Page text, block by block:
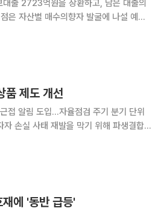
출 2723억원을 상환하고, 남은 대출의
은 자산별 매수의향자 발굴에 나설 예정
억원을 상환
품 제도 개선
접 알림 도입…자율점검 주기 분기 단위
권사 임
에 '동반 급등'